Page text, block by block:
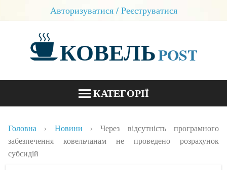
Авторизуватися / Реєструватися
КОВЕЛЬPOST
КАТЕГОРІЇ
БЛОГИ
Головна Новини
Через відсутність програмного
забезпечення ковельчанам не проведено розрахунок
субсидій